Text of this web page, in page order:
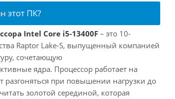
этот ПК?
Intel Core i5-13400F – это 10-
Raptor Lake-S, выпущенный компанией
сочетающую
ядра. Процессор работает на
разгоняться при повышении нагрузки до
золотой серединой, которая